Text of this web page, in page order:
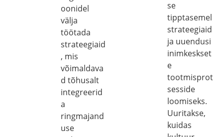
oonidel
välja
töötada
strateegiaid
, mis
võimaldava
d tõhusalt
integreerid
a
ringmajand
use
se
tipptasemel
strateegiaid
ja uuendusi
inimkeskset
e
tootmisprot
sesside
loomiseks.
Uuritakse,
kuidas